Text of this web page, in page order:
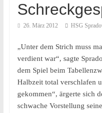
26. März 2012 HSG
„Unter dem Strich muss
verdient war“, sagte
dem Spiel beim
Halbzeit total verschlafen
gekommen“, ärgerte sich
schwache Vorstellung